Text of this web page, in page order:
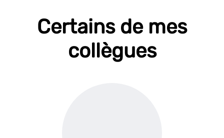
Certains de mes
collègues